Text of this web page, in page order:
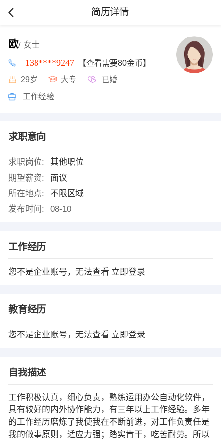
简历详情
欧/ 女士
138****9247 【查看需要80金币】
29岁 大专 已婚
工作经验
求职意向
求职岗位:
其他职位
期望薪资:
面议
所在地点:
不限区域
发布时间:
08-10
工作经历
您不是企业账号，无法查看 立即登录
教育经历
您不是企业账号，无法查看 立即登录
自我描述
工作积极认真，细心负责，熟练运用办公自动化软件，
具有较好的内外协作能力，有三年以上工作经验。多年
的工作经历磨炼了我使我在不断前进，对工作负责任是
我的做事原则，适应力强；踏实肯干，吃苦耐劳。所以